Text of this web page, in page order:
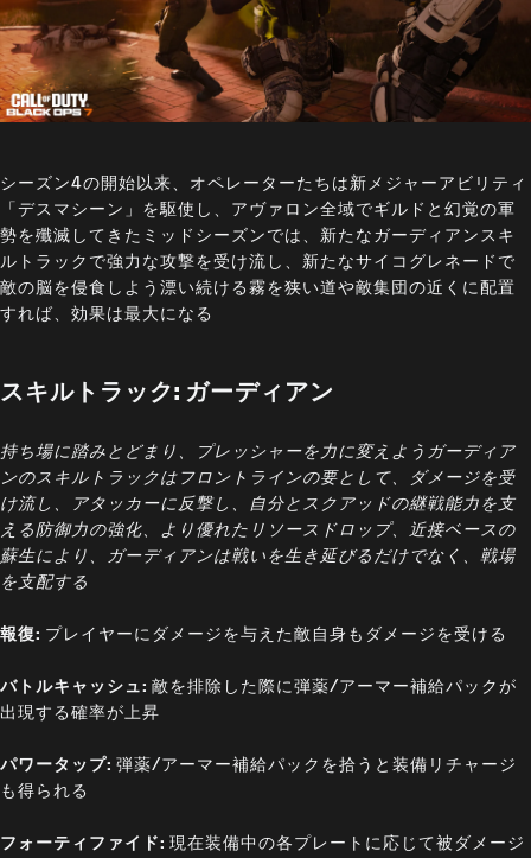
シーズン4の開始以来、オペレーターたちは新メジャーアビリティ
「デスマシーン」を駆使し、アヴァロン全域でギルドと幻覚の軍
勢を殲滅してきたミッドシーズンでは、新たなガーディアンスキ
ルトラックで強力な攻撃を受け流し、新たなサイコグレネードで
敵の脳を侵食しよう漂い続ける霧を狭い道や敵集団の近くに配置
すれば、効果は最大になる
スキルトラック: ガーディアン
持ち場に踏みとどまり、プレッシャーを力に変えようガーディア
ンのスキルトラックはフロントラインの要として、ダメージを受
け流し、アタッカーに反撃し、自分とスクアッドの継戦能力を支
える防御力の強化、より優れたリソースドロップ、近接ベースの
蘇生により、ガーディアンは戦いを生き延びるだけでなく、戦場
を支配する
報復: プレイヤーにダメージを与えた敵自身もダメージを受ける
バトルキャッシュ: 敵を排除した際に弾薬/アーマー補給パックが
出現する確率が上昇
パワータップ: 弾薬/アーマー補給パックを拾うと装備リチャージ
も得られる
フォーティファイド: 現在装備中の各プレートに応じて被ダメージ